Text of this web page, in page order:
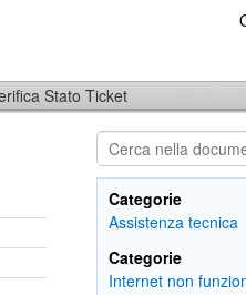
Stato Ticket
Categorie
Assistenza tecnica
Categorie
Internet non